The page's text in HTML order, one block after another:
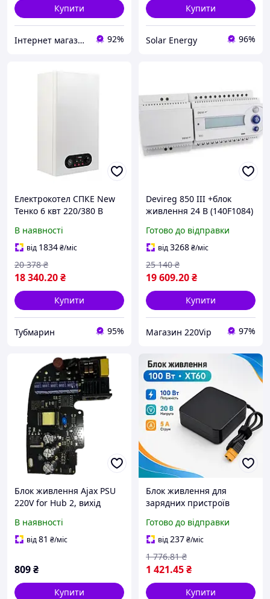
Купити
Інтернет магазин "My Car Store" 92%
Купити
Solar Energy 96%
Електрокотел СПКЕ New
Тенко 6 квт 220/380 В
В наявності
від 1834₴/міс
18 340.20₴
20 378 ₴
Купити
Тубмарин 95%
Devireg 850 III +блок
живлення 24 В (140F1084)
сніготиння,
антиобледеніння, датчик
Деві
Готово до відправки
від3268₴/міс
19 609.20₴
25 140 ₴
Купити
Магазин 220Vip 97%
Блок живлення Ajax PSU
220V for Hub 2, вихід
10 Вт, розміри
163×163×36 мм
В наявності
від81 ₴/міс
809₴
Купити
Блок живлення для
зарядних пристроїв
20В 5А з роз ємом XT60
ABS пластик вхід AC 100-
240В захист КЗ і
Готово до відправки
від237₴/міс
1 421.45₴
1 776.81 ₴
Купити